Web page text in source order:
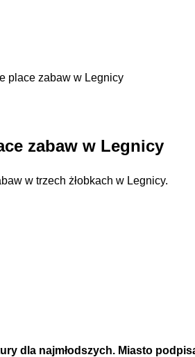
place zabaw w Legnicy
zabaw w Legnicy
w trzech żłobkach w Legnicy.
dla najmłodszych. Miasto